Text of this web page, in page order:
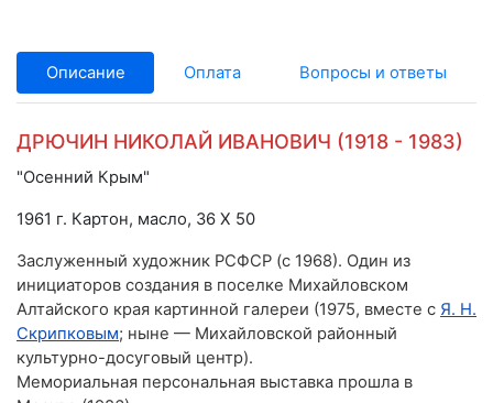
Описание Оплата Вопросы и ответы
ДРЮЧИН НИКОЛАЙ ИВАНОВИЧ (1918 - 1983)
"Осенний Крым"
1961 г. Картон, масло, 36 Х 50
Заслуженный художник РСФСР (с 1968). Один из
инициаторов создания в поселке Михайловском
Алтайского края картинной галереи (1975, вместе с Я. Н.
Скрипковым; ныне — Михайловской районный
культурно-досуговый центр).
Мемориальная персональная выставка прошла в